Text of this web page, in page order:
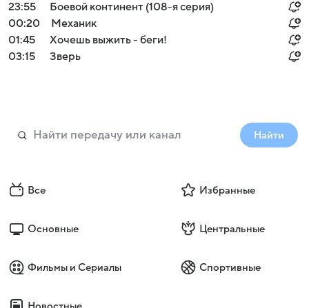
23:55
Боевой континент (108-я серия)
00:20
Механик
01:45
Хочешь выжить - беги!
03:15
Зверь
Найти
Все Избранные
Основные Центральные
Фильмы и Сериалы Спортивные